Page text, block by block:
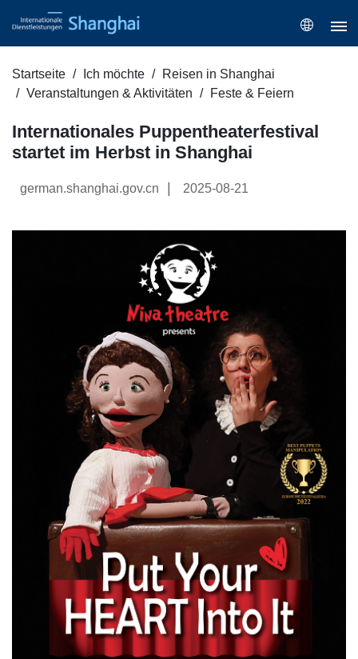
Startseite Ich möchte
Reisen in Shanghai
Veranstaltungen & Aktivitäten
Feste & Feiern
Internationales Puppentheaterfestival
startet im Herbst in Shanghai
german.shanghai.gov.cn 2025-08-21